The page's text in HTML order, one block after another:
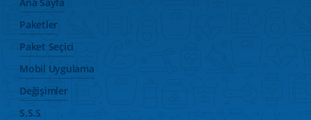
Paketler
Paket Seçici
Mobil Uygulama
Değişimler
S.S.S